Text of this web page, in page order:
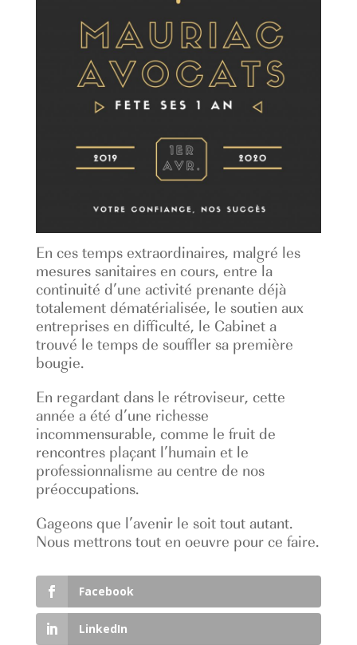
En ces temps extraordinaires, malgré les
mesures sanitaires en cours, entre la
continuité d’une activité prenante déjà
totalement dématérialisée, le soutien aux
entreprises en difficulté, le Cabinet a
trouvé le temps de souffler sa première
bougie.
En regardant dans le rétroviseur, cette
année a été d’une richesse
incommensurable, comme le fruit de
rencontres plaçant l’humain et le
professionnalisme au centre de nos
préoccupations.
Gageons que l’avenir le soit tout autant.
Nous mettrons tout en oeuvre pour ce faire.
Facebook
LinkedIn